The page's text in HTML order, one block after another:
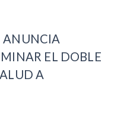
ANUNCIA
EL DOBLE
A